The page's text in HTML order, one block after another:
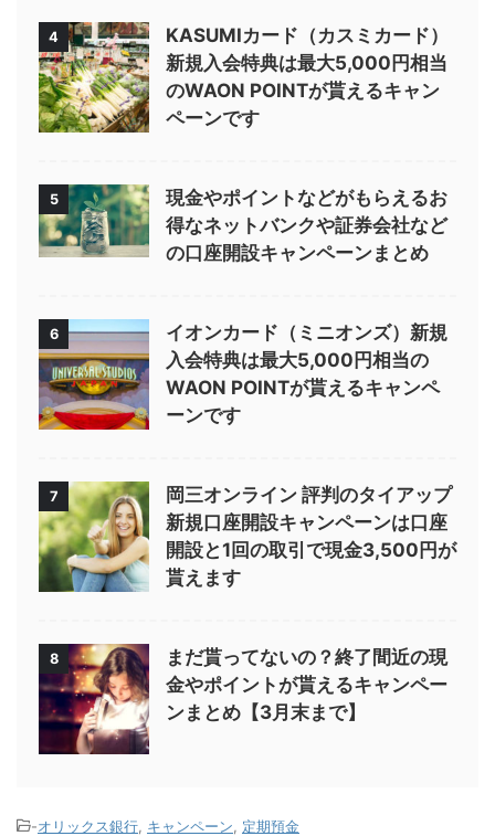
4
KASUMIカード（カスミカード）
新規入会特典は最大5,000円相当
のWAON POINTが貰えるキャン
ペーンです
5
現金やポイントなどがもらえるお
得なネットバンクや証券会社など
の口座開設キャンペーンまとめ
6
イオンカード（ミニオンズ）新規
入会特典は最大5,000円相当の
WAON POINTが貰えるキャンペ
ーンです
7
岡三オンライン 評判のタイアップ
新規口座開設キャンペーンは口座
開設と1回の取引で現金3,500円が
貰えます
8
まだ貰ってないの？終了間近の現
金やポイントが貰えるキャンペー
ンまとめ【3月末まで】
-オリックス銀行 キャンペーン
定期預金